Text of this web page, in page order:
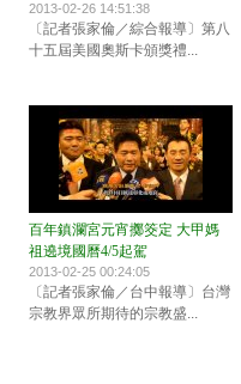
2013-02-26 14:51:38
〔記者張家倫／綜合報導〕第八
十五屆美國奧斯卡頒獎禮...
百年鎮瀾宮元宵擲筊定 大甲媽
祖遶境國曆4/5起駕
2013-02-25 00:24:05
〔記者張家倫／台中報導〕台灣
宗教界眾所期待的宗教盛...